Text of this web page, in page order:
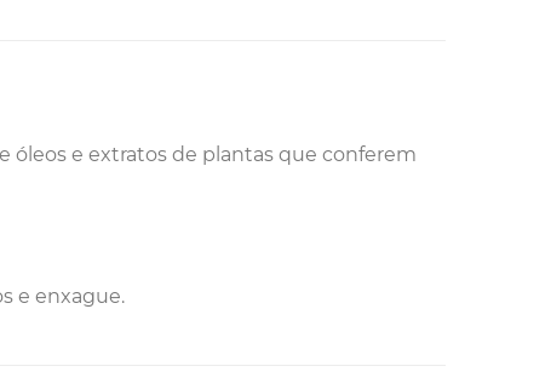
e extratos de plantas que conferem
e enxague.